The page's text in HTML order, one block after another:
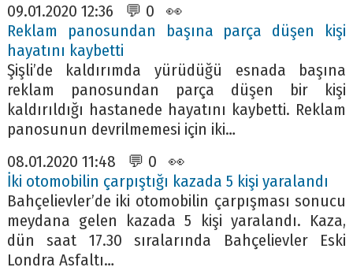
09.01.2020 12:36 💬 0 👀
Reklam panosundan başına parça düşen kişi
hayatını kaybetti
Şişli’de kaldırımda yürüdüğü esnada başına
reklam panosundan parça düşen bir kişi
kaldırıldığı hastanede hayatını kaybetti. Reklam
panosunun devrilmemesi için iki…
08.01.2020 11:48 💬 0 👀
İki otomobilin çarpıştığı kazada 5 kişi yaralandı
Bahçelievler’de iki otomobilin çarpışması sonucu
meydana gelen kazada 5 kişi yaralandı. Kaza,
dün saat 17.30 sıralarında Bahçelievler Eski
Londra Asfaltı…